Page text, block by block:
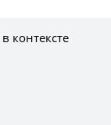
контексте